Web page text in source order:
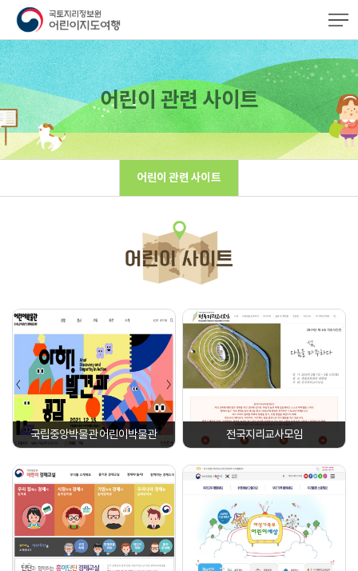
어린이 관련 사이트
어린이 관련 사이트
국립중앙박물관 어린이박물관 전국지리교사모임